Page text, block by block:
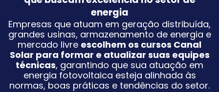
energia
Empresas que atuam em geração distribuída,
grandes usinas, armazenamento de energia e
mercado livre escolhem os cursos Canal
Solar para formar e atualizar suas equipes
técnicas, garantindo que sua atuação em
energia fotovoltaica esteja alinhada às
normas, boas práticas e tendências do setor.